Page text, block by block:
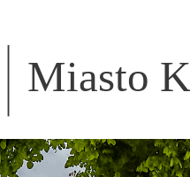
Miasto